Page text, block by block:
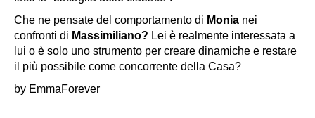
Che ne pensate del comportamento di Monia nei
confronti di Massimiliano? Lei è realmente interessata a
lui o è solo uno strumento per creare dinamiche e restare
il più possibile come concorrente della Casa?
by EmmaForever